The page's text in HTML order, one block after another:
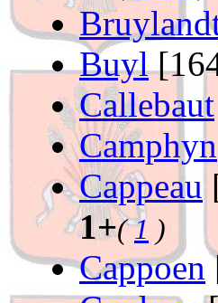
Buyl
Callebaut
Camphyn
Cappeau
1+(1 )
Cappoen